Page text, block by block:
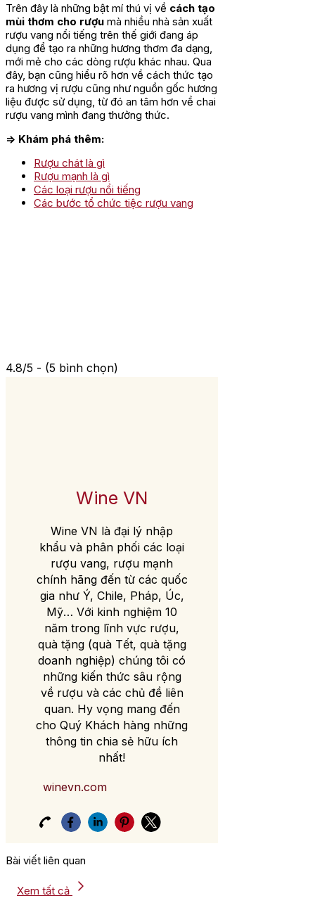
Trên đây là những bật mí thú vị về cách tạo
mùi thơm cho rượu mà nhiều nhà sản xuất
rượu vang nổi tiếng trên thế giới đang áp
dụng để tạo ra những hương thơm đa dạng,
mới mẻ cho các dòng rượu khác nhau. Qua
đây, bạn cũng hiểu rõ hơn về cách thức tạo
ra hương vị rượu cũng như nguồn gốc hương
liệu được sử dụng, từ đó an tâm hơn về chai
rượu vang mình đang thưởng thức.
=> Khám phá thêm:
Rượu chát là gì
Rượu mạnh là gì
Các loại rượu nổi tiếng
Các bước tổ chức tiệc rượu vang
4.8/5 - (5 bình chọn)
Wine VN
Wine VN là đại lý nhập
khẩu và phân phối các loại
rượu vang, rượu mạnh
chính hãng đến từ các quốc
gia như Ý, Chile, Pháp, Úc,
Mỹ… Với kinh nghiệm 10
năm trong lĩnh vực rượu,
quà tặng (quà Tết, quà tặng
doanh nghiệp) chúng tôi có
những kiến thức sâu rộng
về rượu và các chủ đề liên
quan. Hy vọng mang đến
cho Quý Khách hàng những
thông tin chia sẻ hữu ích
nhất!
winevn.com
Bài viết liên quan
Xem tất cả